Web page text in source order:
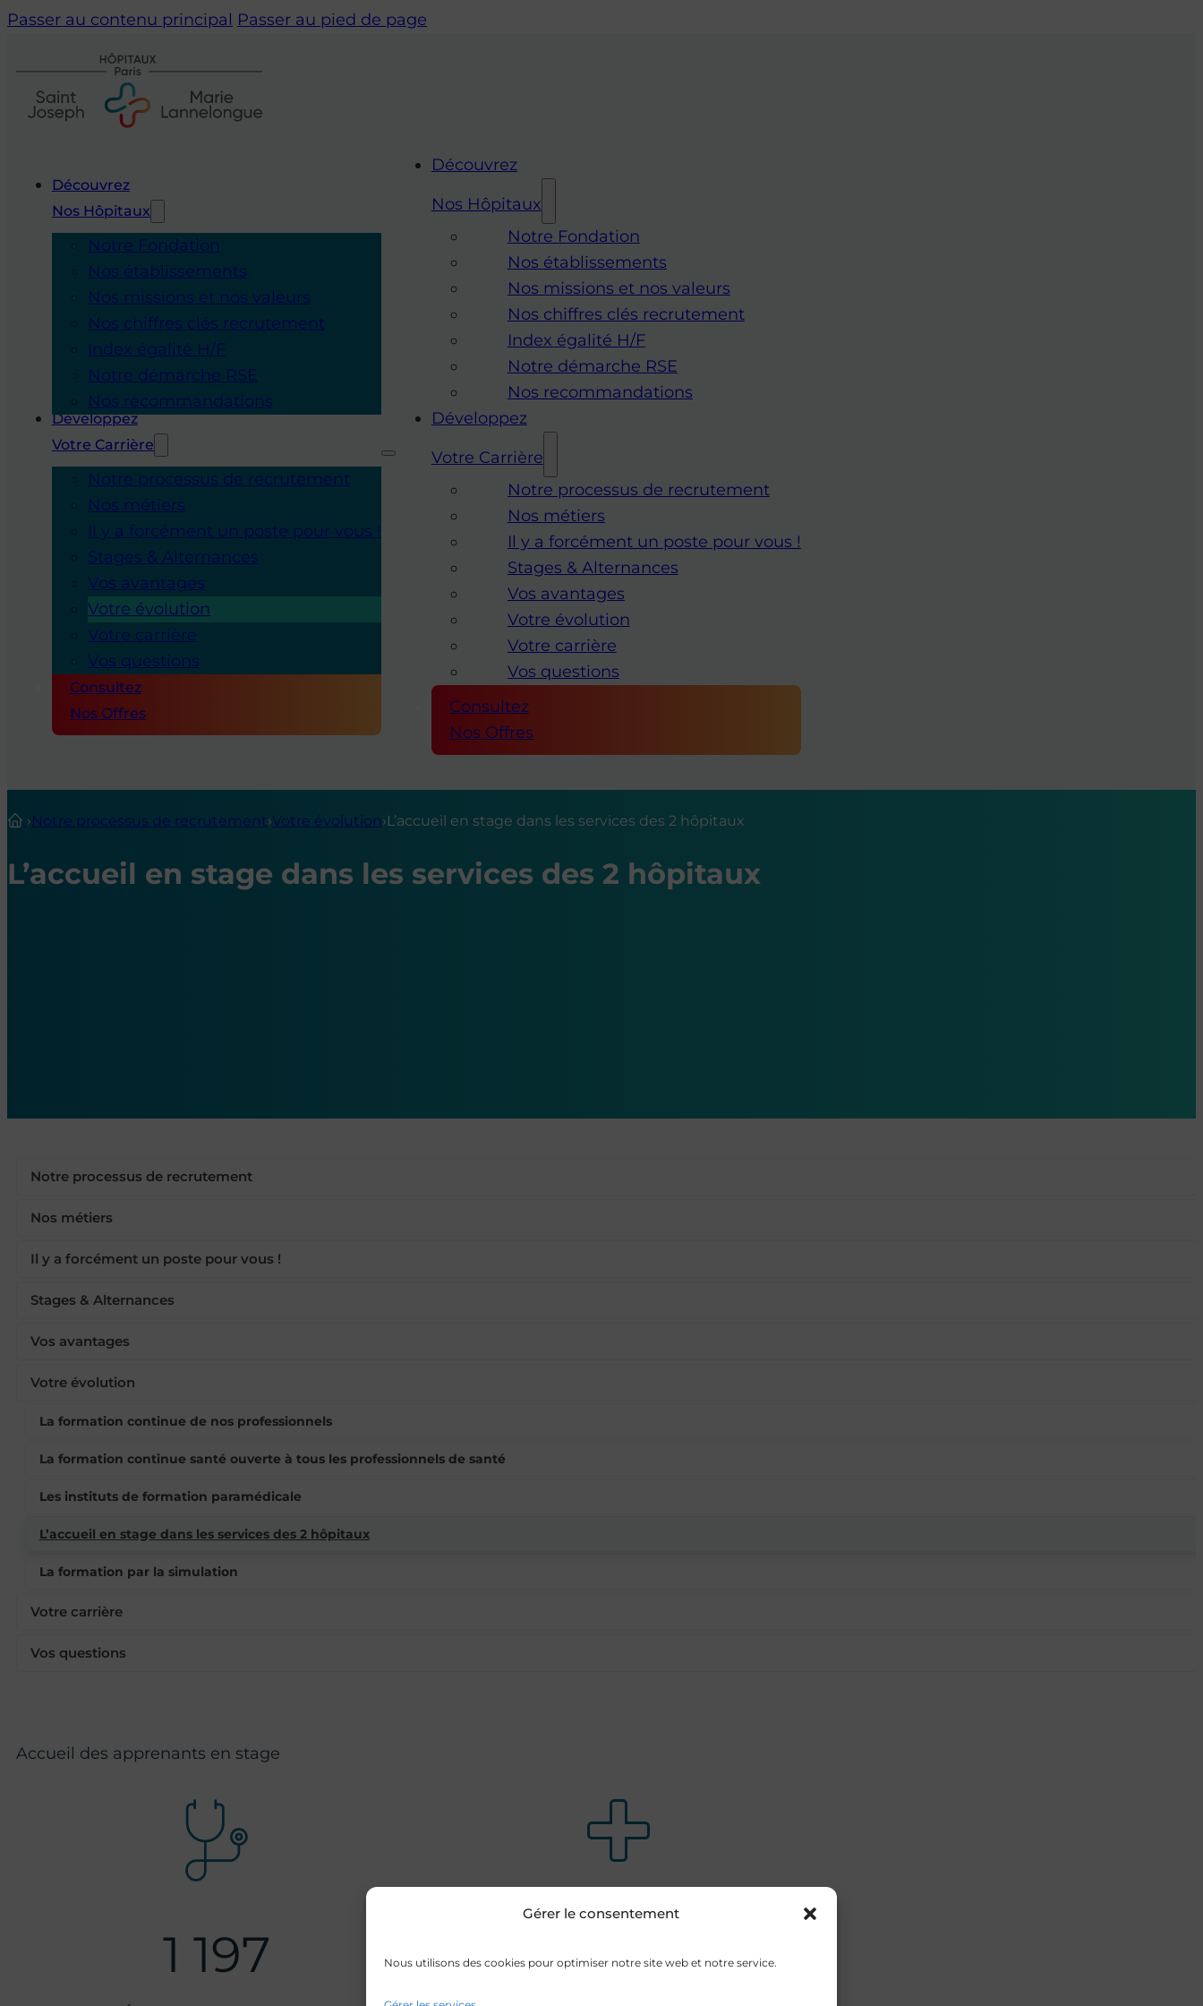
Gérer le consentement
Nous utilisons des cookies pour optimiser notre site web et notre service.
Passer au contenu principal Passer au pied de page
Découvrez
Nos Hôpitaux
Notre Fondation
Nos établissements
Nos missions et nos valeurs
Nos chiffres clés recrutement
Index égalité H/F
Notre démarche RSE
Nos recommandations
Développez
Votre Carrière
Notre processus de recrutement
Nos métiers
Il y a forcément un poste pour vous !
Stages & Alternances
Vos avantages
Votre évolution
Votre carrière
Vos questions
Consultez
Nos Offres
Découvrez
Nos Hôpitaux
Notre Fondation
Nos établissements
Nos missions et nos valeurs
Nos chiffres clés recrutement
Index égalité H/F
Notre démarche RSE
Nos recommandations
Développez
Votre Carrière
Notre processus de recrutement
Nos métiers
Il y a forcément un poste pour vous !
Stages & Alternances
Vos avantages
Votre évolution
Votre carrière
Vos questions
Consultez
Nos Offres
›Notre processus de recrutement›Votre évolution›L’accueil en stage dans les services des 2 hôpitaux
L’accueil en stage dans les services des 2 hôpitaux
Notre processus de recrutement
Nos métiers
Il y a forcément un poste pour vous !
Stages & Alternances
Vos avantages
Votre évolution
La formation continue de nos professionnels
La formation continue santé ouverte à tous les professionnels de santé
Les instituts de formation paramédicale
L’accueil en stage dans les services des 2 hôpitaux
La formation par la simulation
Votre carrière
Vos questions
Accueil des apprenants en stage
1 197 966